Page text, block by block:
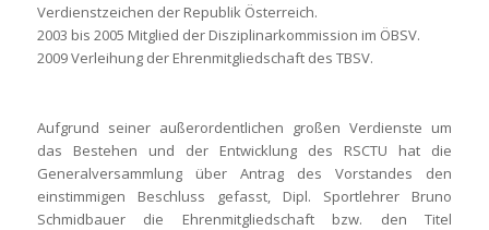
Verdienstzeichen der Republik Österreich.
2003 bis 2005 Mitglied der Disziplinarkommission im ÖBSV.
2009 Verleihung der Ehrenmitgliedschaft des TBSV.
Aufgrund seiner außerordentlichen großen Verdienste um
das Bestehen und der Entwicklung des RSCTU hat die
Generalversammlung über Antrag des Vorstandes den
einstimmigen Beschluss gefasst, Dipl. Sportlehrer Bruno
Schmidbauer die Ehrenmitgliedschaft bzw. den Titel